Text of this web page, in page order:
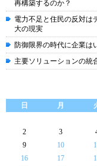
再構築するのか？
電力不足と住民の反対は
大の現実
防御限界の時代に企業は
主要ソリューションの統
日
月
2
3
9
10
16
17